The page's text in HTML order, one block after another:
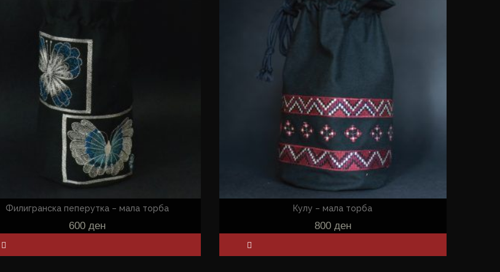
Филигранска пеперутка – мала торба
600 ден
Кулу – мала торба
800 ден